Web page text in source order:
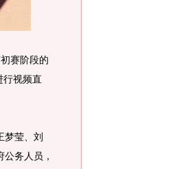
赛阶段的
行视频直
莹、刘
务人员，